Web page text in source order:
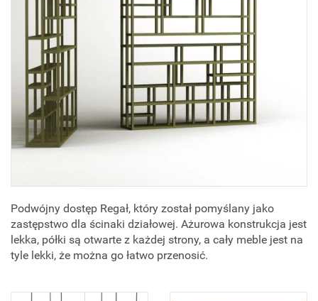
Podwójny dostęp Regał, który został pomyślany jako
zastępstwo dla ścinaki działowej. Ażurowa konstrukcja jest
lekka, półki są otwarte z każdej strony, a cały meble jest na
tyle lekki, że można go łatwo przenosić.